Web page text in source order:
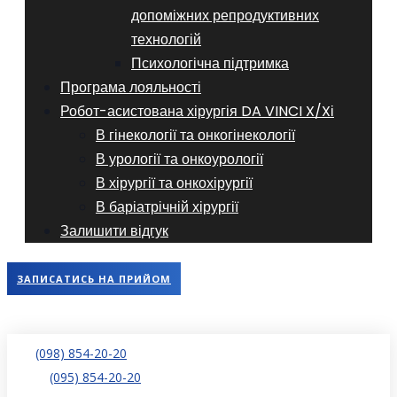
допоміжних репродуктивних
технологій
​​Психологічна підтримка
Програма лояльності
Робот-асистована хірургія DA VINCI X/Xі
В гінекології та онкогінекології
В урології та онкоурології
В хірургії та онкохірургії
В баріатрічній хірургії
Залишити відгук
ЗАПИСАТИСЬ НА ПРИЙОМ
(098) 854-20-20
(095) 854-20-20